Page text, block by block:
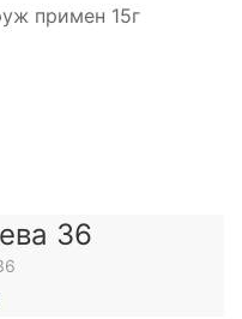
примен 15г
36